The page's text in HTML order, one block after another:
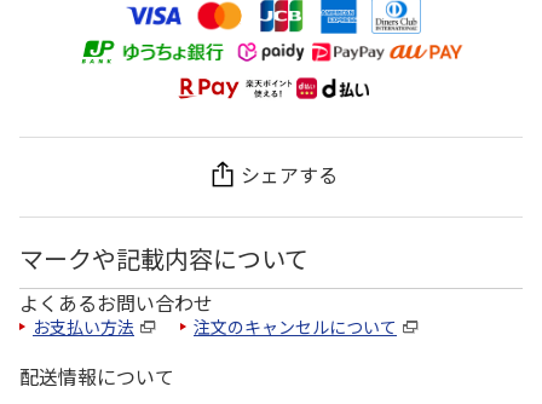
シェアする
マークや記載内容について
よくあるお問い合わせ
お支払い方法 注文のキャンセルについて
配送情報について